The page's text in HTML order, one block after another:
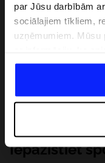
par Jūsu darbībām
sociālajiem tīkliem,
uzņēmumiem. Mūsu
datiem, ko viņi
Jūsu atļauju, mēs
saviem partneriem,
saturu un uzlabotu
( piem. socialos
mūsu Privātuma
Iepazīstiet